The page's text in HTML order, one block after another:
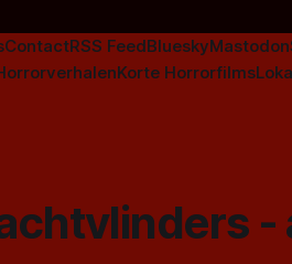
ContactRSS FeedBlueskyMastodon
Korte Horrorfilms